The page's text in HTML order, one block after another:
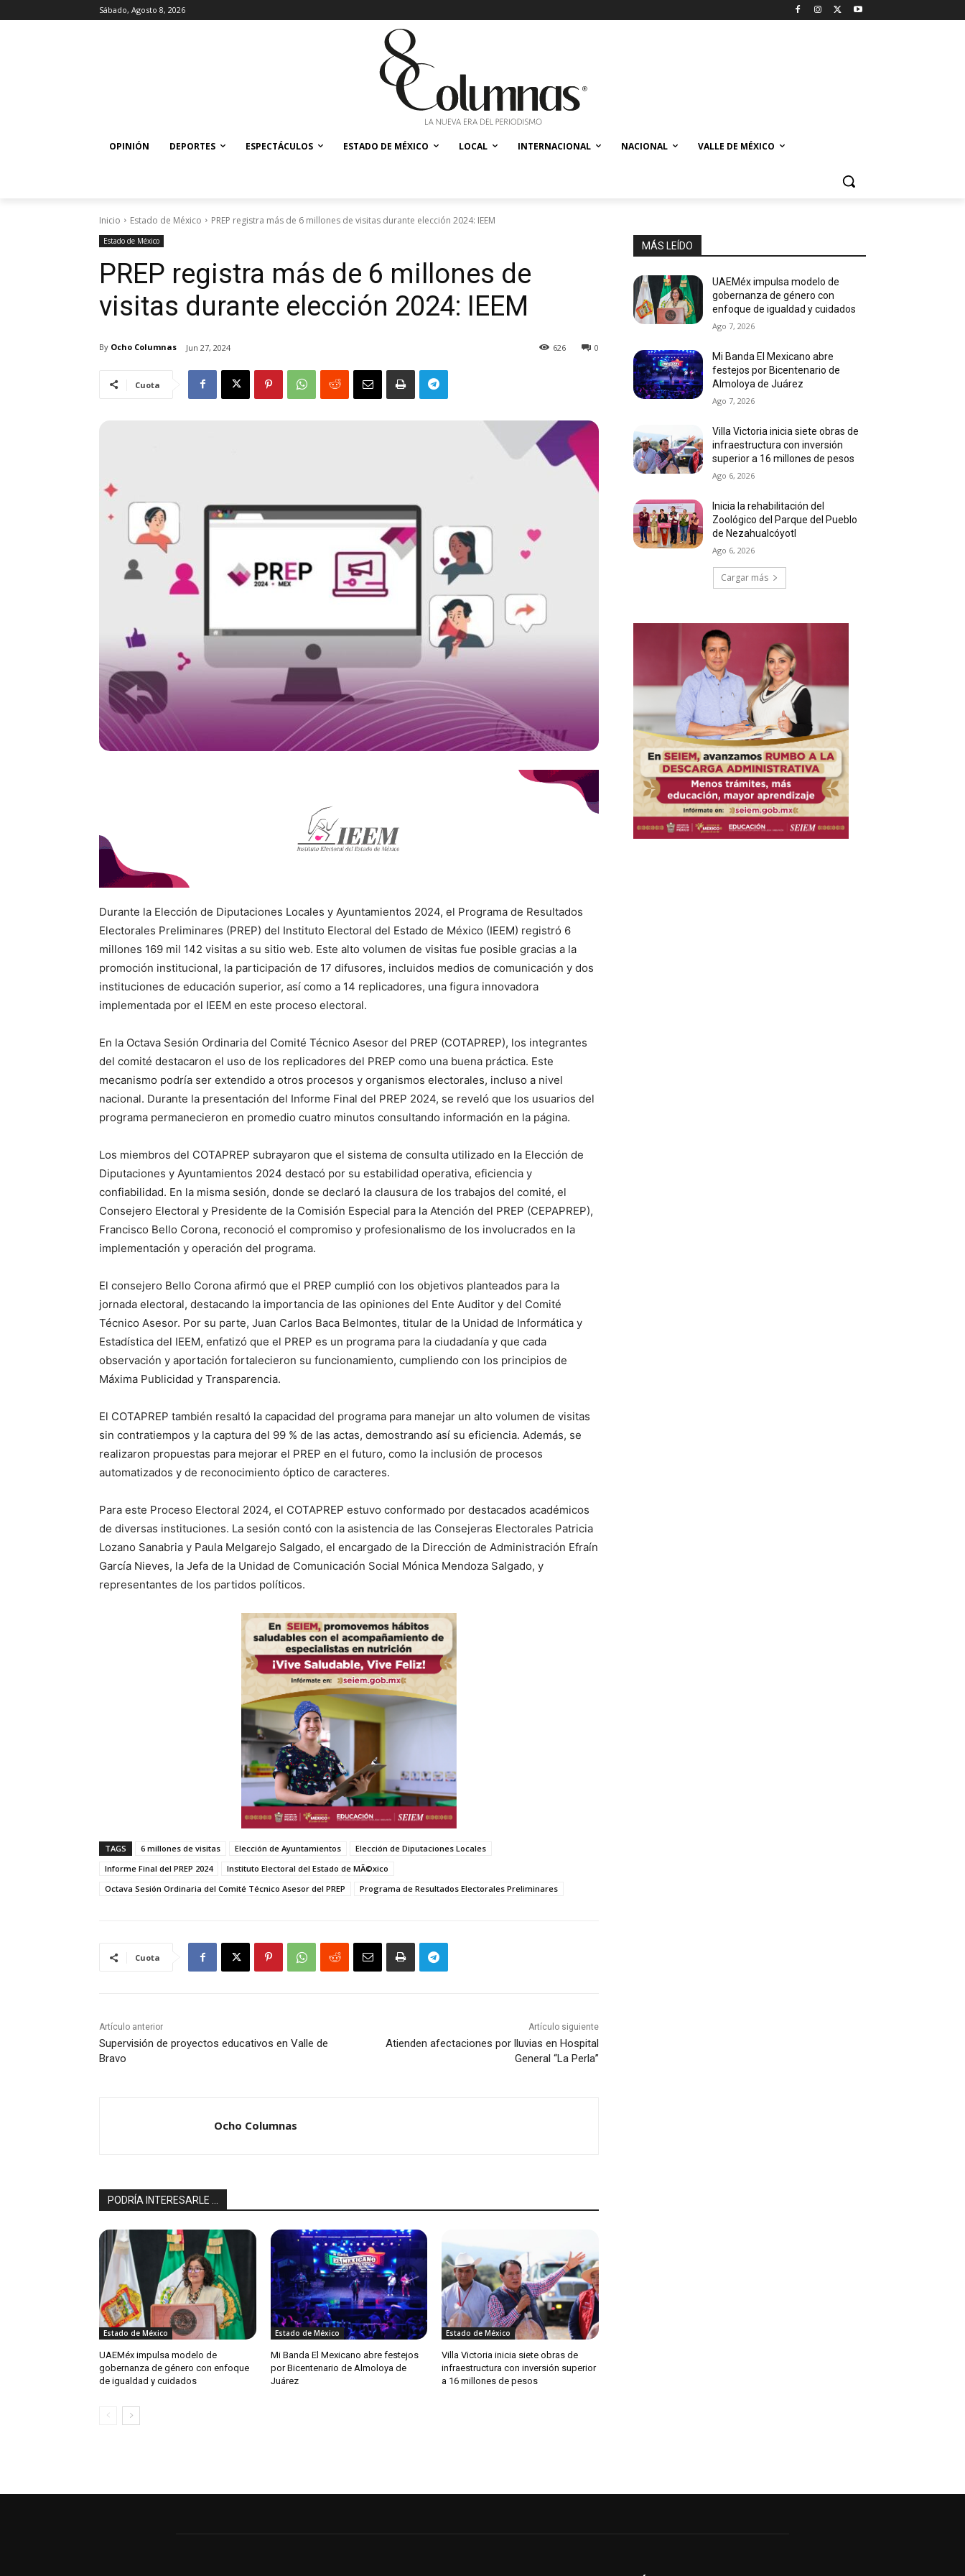
Sábado, Agosto 8, 2026
OPINIÓN DEPORTES ESPECTÁCULOS ESTADO DE MÉXICO LOCAL INTERNACIONAL NACIONAL VALLE DE MÉXICO
Inicio Estado de México PREP registra más de 6 millones de visitas durante elección 2024: IEEM
Estado de México
PREP registra más de 6 millones de
visitas durante elección 2024: IEEM
By Ocho Columnas Jun 27, 2024 0
626
Cuota
Durante la Elección de Diputaciones Locales y Ayuntamientos 2024, el Programa de Resultados
Electorales Preliminares (PREP) del Instituto Electoral del Estado de México (IEEM) registró 6
millones 169 mil 142 visitas a su sitio web. Este alto volumen de visitas fue posible gracias a la
promoción institucional, la participación de 17 difusores, incluidos medios de comunicación y dos
instituciones de educación superior, así como a 14 replicadores, una figura innovadora
implementada por el IEEM en este proceso electoral.
En la Octava Sesión Ordinaria del Comité Técnico Asesor del PREP (COTAPREP), los integrantes
del comité destacaron el uso de los replicadores del PREP como una buena práctica. Este
mecanismo podría ser extendido a otros procesos y organismos electorales, incluso a nivel
nacional. Durante la presentación del Informe Final del PREP 2024, se reveló que los usuarios del
programa permanecieron en promedio cuatro minutos consultando información en la página.
Los miembros del COTAPREP subrayaron que el sistema de consulta utilizado en la Elección de
Diputaciones y Ayuntamientos 2024 destacó por su estabilidad operativa, eficiencia y
confiabilidad. En la misma sesión, donde se declaró la clausura de los trabajos del comité, el
Consejero Electoral y Presidente de la Comisión Especial para la Atención del PREP (CEPAPREP),
Francisco Bello Corona, reconoció el compromiso y profesionalismo de los involucrados en la
implementación y operación del programa.
El consejero Bello Corona afirmó que el PREP cumplió con los objetivos planteados para la
jornada electoral, destacando la importancia de las opiniones del Ente Auditor y del Comité
Técnico Asesor. Por su parte, Juan Carlos Baca Belmontes, titular de la Unidad de Informática y
Estadística del IEEM, enfatizó que el PREP es un programa para la ciudadanía y que cada
observación y aportación fortalecieron su funcionamiento, cumpliendo con los principios de
Máxima Publicidad y Transparencia.
El COTAPREP también resaltó la capacidad del programa para manejar un alto volumen de visitas
sin contratiempos y la captura del 99 % de las actas, demostrando así su eficiencia. Además, se
realizaron propuestas para mejorar el PREP en el futuro, como la inclusión de procesos
automatizados y de reconocimiento óptico de caracteres.
Para este Proceso Electoral 2024, el COTAPREP estuvo conformado por destacados académicos
de diversas instituciones. La sesión contó con la asistencia de las Consejeras Electorales Patricia
Lozano Sanabria y Paula Melgarejo Salgado, el encargado de la Dirección de Administración Efraín
García Nieves, la Jefa de la Unidad de Comunicación Social Mónica Mendoza Salgado, y
representantes de los partidos políticos.
TAGS 6 millones de visitas Elección de Ayuntamientos
Elección de Diputaciones Locales
Informe Final del PREP 2024
Instituto Electoral del Estado de MÃ©xico
Octava Sesión Ordinaria del Comité Técnico Asesor del PREP
Programa de Resultados Electorales Preliminares
Cuota
Artículo anterior
Supervisión de proyectos educativos en Valle de
Bravo
Artículo siguiente
Atienden afectaciones por lluvias en Hospital
General “La Perla”
Ocho Columnas
PODRÍA INTERESARLE ...
Estado de México
UAEMéx impulsa modelo de
gobernanza de género con enfoque
de igualdad y cuidados
Estado de México
Mi Banda El Mexicano abre festejos
por Bicentenario de Almoloya de
Juárez
Estado de México
Villa Victoria inicia siete obras de
infraestructura con inversión superior
a 16 millones de pesos
MÁS LEÍDO
UAEMéx impulsa modelo de
gobernanza de género con
enfoque de igualdad y cuidados
Ago 7, 2026
Mi Banda El Mexicano abre
festejos por Bicentenario de
Almoloya de Juárez
Ago 7, 2026
Villa Victoria inicia siete obras de
infraestructura con inversión
superior a 16 millones de pesos
Ago 6, 2026
Inicia la rehabilitación del
Zoológico del Parque del Pueblo
de Nezahualcóyotl
Ago 6, 2026
Cargar más